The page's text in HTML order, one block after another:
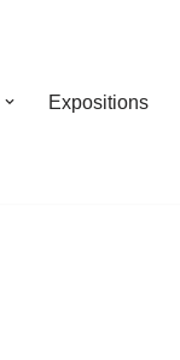
Expositions